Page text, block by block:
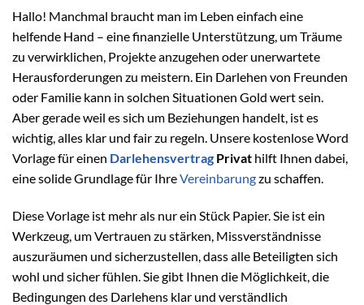
Hallo! Manchmal braucht man im Leben einfach eine
helfende Hand – eine finanzielle Unterstützung, um Träume
zu verwirklichen, Projekte anzugehen oder unerwartete
Herausforderungen zu meistern. Ein Darlehen von Freunden
oder Familie kann in solchen Situationen Gold wert sein.
Aber gerade weil es sich um Beziehungen handelt, ist es
wichtig, alles klar und fair zu regeln. Unsere kostenlose Word
Vorlage für einen Darlehensvertrag Privat hilft Ihnen dabei,
eine solide Grundlage für IhreVereinbarungzu schaffen.
Diese Vorlage ist mehr als nur ein Stück Papier. Sie ist ein
Werkzeug, um Vertrauen zu stärken, Missverständnisse
auszuräumen und sicherzustellen, dass alle Beteiligten sich
wohl und sicher fühlen. Sie gibt Ihnen die Möglichkeit, die
Bedingungen des Darlehens klar und verständlich